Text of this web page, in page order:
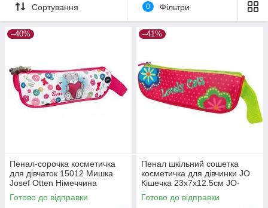
Сортування 0 Фільтри
–40%
Пенал-сорочка косметичка
для дівчаток 15012 Мишка
Josef Otten Німеччина
Готово до відправки
–41%
Пенал шкільний сошетка
косметичка для дівчинки JO
Кішечка 23х7х12.5см JO-
15022 Josef Otten Німеччина
Готово до відправки